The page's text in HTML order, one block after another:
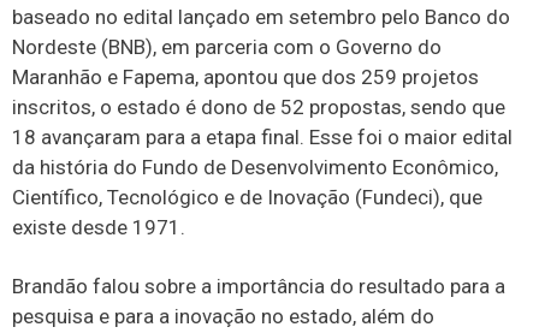
baseado no edital lançado em setembro pelo Banco do
Nordeste (BNB), em parceria com o Governo do
Maranhão e Fapema, apontou que dos 259 projetos
inscritos, o estado é dono de 52 propostas, sendo que
18 avançaram para a etapa final. Esse foi o maior edital
da história do Fundo de Desenvolvimento Econômico,
Científico, Tecnológico e de Inovação (Fundeci), que
existe desde 1971.
Brandão falou sobre a importância do resultado para a
pesquisa e para a inovação no estado, além do